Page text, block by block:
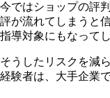
今ではショップの評
評が流れてしまうと
指導対象にもなって
そうしたリスクを減
経験者は、大手企業